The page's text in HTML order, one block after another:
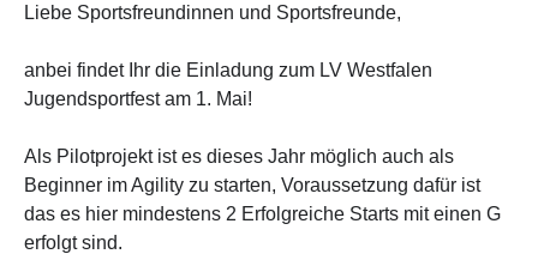
Liebe Sportsfreundinnen und Sportsfreunde,
anbei findet Ihr die Einladung zum LV Westfalen
Jugendsportfest am 1. Mai!
Als Pilotprojekt ist es dieses Jahr möglich auch als
Beginner im Agility zu starten, Voraussetzung dafür ist
das es hier mindestens 2 Erfolgreiche Starts mit einen G
erfolgt sind.